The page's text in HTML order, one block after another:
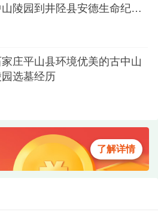
个树葬点，每一处都与周围
盒安置在地下，上方是一株
融合生死的独特标志。这样
欣慰，仿佛亲人的生命并未
然的一部分，继续在这个世
的全部流程和服务内容之
其中一处符合我们心意的位
地为我们办理了相关的手
我们的意愿布置和维护好这
山陵园到井陉县安德生命纪念
庄平山县环境优美的古中山
园选墓经历
了解详情